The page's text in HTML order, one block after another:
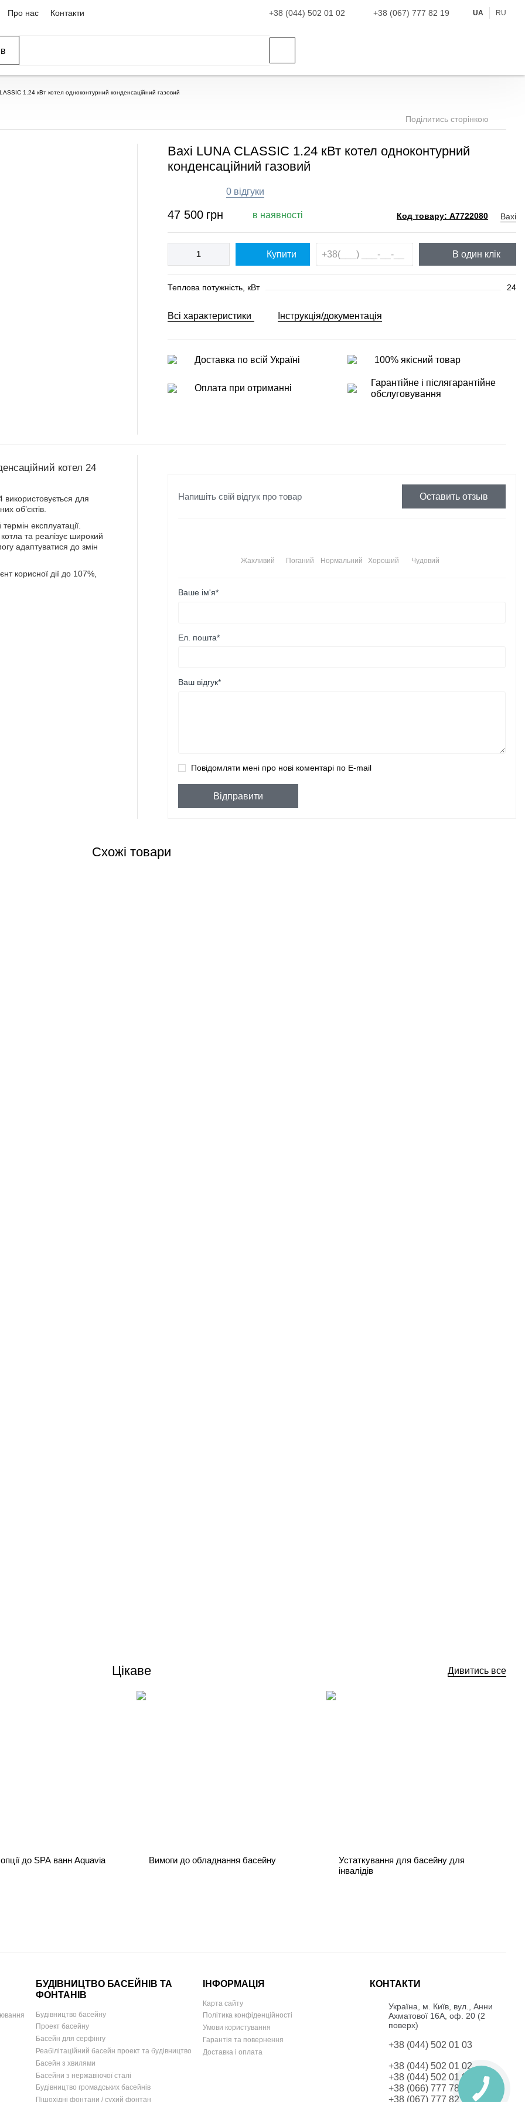
Про нас Контакти +38 (044) 502 01 02 +38 (067) 777 82 19 UA RU
1.24 кВт котел одноконтурний конденсаційний газовий
Поділитись сторінкою
Baxi LUNA CLASSIC 1.24 кВт котел одноконтурний
конденсаційний газовий
0 відгуки
47 500 грн в наявності Код товару: A7722080 Baxi
Купити В один клік
Теплова потужність, кВт 24
Всі характеристики Інструкція/документація
Доставка по всій Україні 100% якісний товар
Оплата при отриманні
Гарантійне і післягарантійне
обслуговування
котел 24
для
об’єктів.
експлуатації.
та реалізує широкий
адаптуватися до змін
корисної дії до 107%,
Напишіть свій відгук про товар Оставить отзыв
Чудовий
Хороший
Нормальний
Поганий
Жахливий
Ваше ім'я*
Ел. пошта*
Ваш відгук*
Повідомляти мені про нові коментарі по E-mail
Відправити
Схожі товари
Цікаве Дивитись все
до SPA ванн Aquavia Вимоги до обладнання басейну
Устаткування для басейну для
інвалідів
БУДІВНИЦТВО БАСЕЙНІВ ТА
ФОНТАНІВ
Будівництво басейну
Проект басейну
Басейн для серфінгу
Реабілітаційний басейн проект та будівництво
Басейн з хвилями
Басейни з нержавіючої сталі
Будівництво громадських басейнів
Пішохідні фонтани / сухий фонтан
ІНФОРМАЦІЯ
Карта сайту
Політика конфіденційності
Умови користування
Гарантія та повернення
Доставка і оплата
КОНТАКТИ
Українa, м. Київ, вул., Анни
Ахматової 16А, оф. 20 (2
поверх)
+38 (044) 502 01 03
+38 (044) 502 01 02
+38 (044) 502 01 03
+38 (066) 777 78 42
+38 (067) 777 82 19